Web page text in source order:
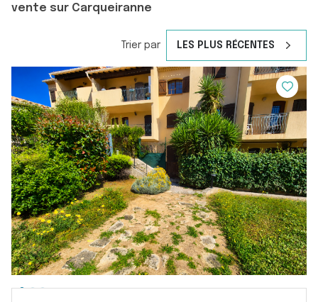
vente sur Carqueiranne
Trier par LES PLUS RÉCENTES